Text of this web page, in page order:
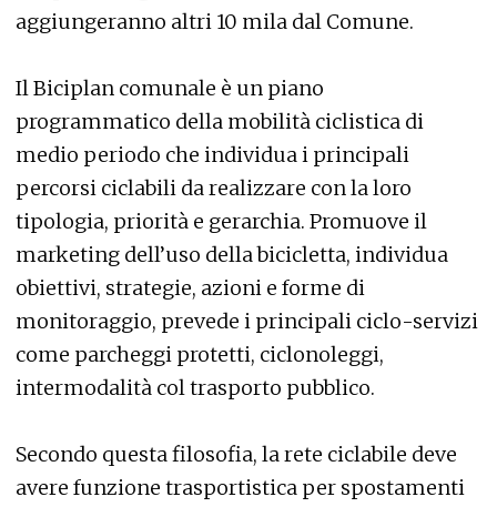
aggiungeranno altri 10 mila dal Comune.
Il Biciplan comunale è un piano
programmatico della mobilità ciclistica di
medio periodo che individua i principali
percorsi ciclabili da realizzare con la loro
tipologia, priorità e gerarchia. Promuove il
marketing dell’uso della bicicletta, individua
obiettivi, strategie, azioni e forme di
monitoraggio, prevede i principali ciclo-servizi
come parcheggi protetti, ciclonoleggi,
intermodalità col trasporto pubblico.
Secondo questa filosofia, la rete ciclabile deve
avere funzione trasportistica per spostamenti